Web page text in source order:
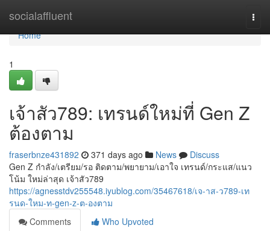
socialaffluent
Home
Home
1
เจ้าสัว789: เทรนด์ใหม่ที่ Gen Z
ต้องตาม
fraserbnze431892 371 days ago News
Discuss
Gen Z กำลัง/เตรียม/รอ ติดตาม/พยายาม/เอาใจ เทรนด์/กระแส/แนว
โน้ม ใหม่ล่าสุด เจ้าสัว789
https://agnesstdv255548.iyublog.com/35467618/เจ-าส-ว789-เท
รนด-ใหม-ท-gen-z-ต-องตาม
Comments
Who Upvoted